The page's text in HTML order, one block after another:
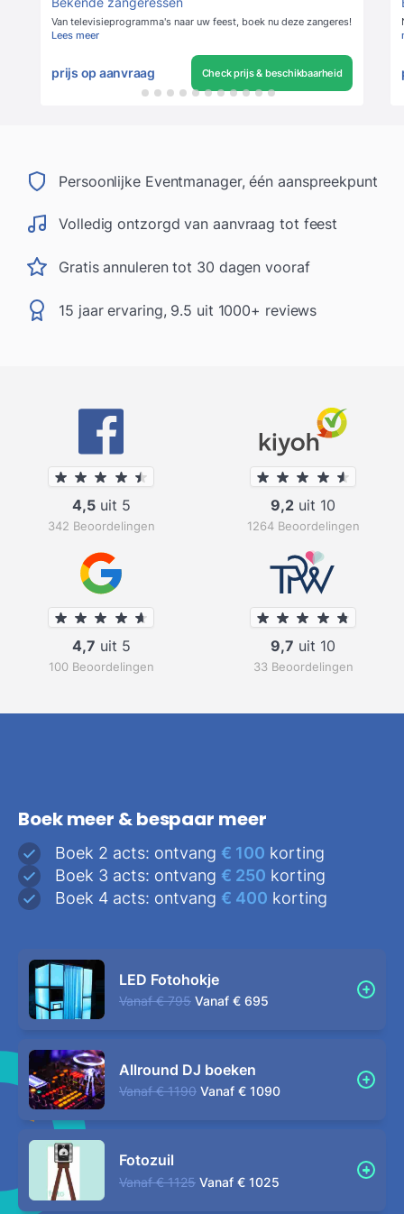
Van televisieprogramma's naar uw feest, boek nu deze zangeres!
Lees meer
prijs op aanvraag Check prijs & beschikbaarheid
Persoonlijke Eventmanager, één aanspreekpunt
Volledig ontzorgd van aanvraag tot feest
Gratis annuleren tot 30 dagen vooraf
15 jaar ervaring, 9.5 uit 1000+ reviews
4,5uit 5
342 Beoordelingen
9,2 uit 10
1264 Beoordelingen
4,7 uit 5
100 Beoordelingen
9,7 uit 10
33 Beoordelingen
Boek meer & bespaar meer
Boek 2 acts: ontvang € 100 korting
Boek 3 acts: ontvang € 250 korting
Boek 4 acts: ontvang € 400 korting
LED Fotohokje
Vanaf € 795 Vanaf € 695
Allround DJ boeken
Vanaf € 1190 Vanaf € 1090
Fotozuil
Vanaf € 1125 Vanaf € 1025